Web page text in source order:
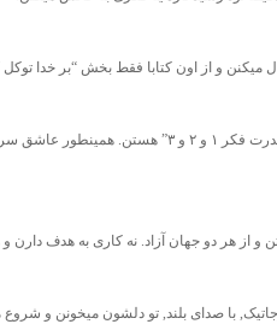
میکنن و از اون کتابا فقط بخش “بر خدا
این افراد به شدت عاشق کتاب
و از هر دو جهان آزاد. نه کاری به هدف دارن
۲ تا جمله ی انرجاتیک, با صدای بلند, تو